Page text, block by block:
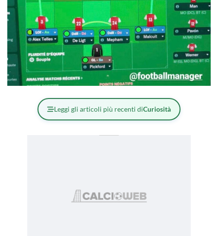
Leggi gli articoli più recenti diCuriosità